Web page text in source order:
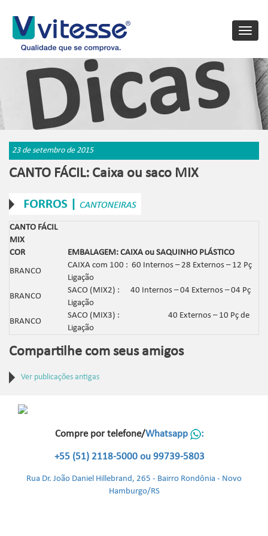
Toggle
23 de setembro de 2015
CANTO FÁCIL: Caixa ou saco MIX
CANTO FÁCIL
MIX
COR
EMBALAGEM: CAIXA ou SAQUINHO PLÁSTICO
BRANCO
CAIXA com 100 : 60 Internos – 28 Externos – 12 Pç
Ligação
BRANCO
SACO (MIX2) : 40 Internos – 04 Externos – 04 Pç
Ligação
BRANCO
SACO (MIX3) : 40 Externos – 10 Pç de
Ligação
Compartilhe com seus amigos
Ver publicações antigas
Compre por telefone/Whatsapp :
+55 (51) 2118-5000 ou 99739-5803
Rua Dr. João Daniel Hillebrand, 265 - Bairro Rondônia - Novo
Hamburgo/RS